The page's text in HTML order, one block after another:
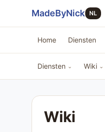
MadeByNick NL
Home Diensten
Diensten ⌄ Wiki ⌄
Wiki